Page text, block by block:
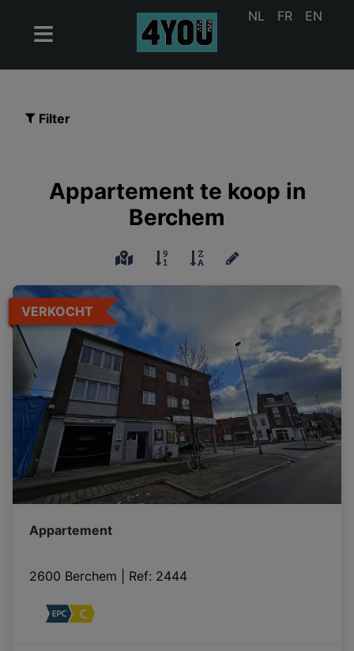
NL FR EN
Filter
Appartement te koop in
Berchem
VERKOCHT
Appartement
2600 Berchem Ref: 2444